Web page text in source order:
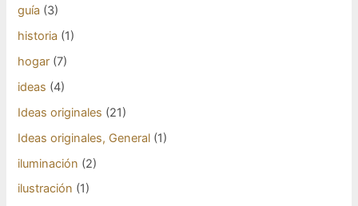
guía (3)
historia (1)
hogar (7)
ideas (4)
Ideas originales (21)
Ideas originales, General (1)
iluminación (2)
ilustración (1)